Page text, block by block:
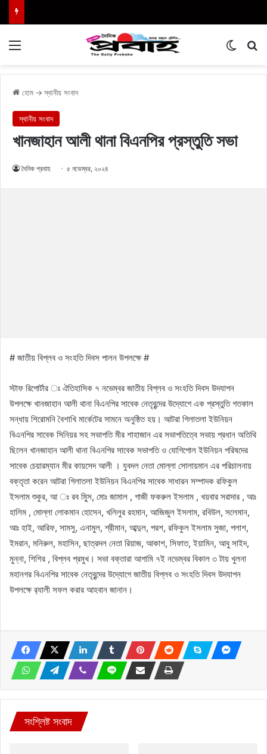
হোম → স্থানীয় সংবাদ
স্থানীয় সংবাদ
খানজাহান আলী থানা বিএনপির প্রস্তুতি সভা
দৈনিক প্রবাহ ৫ নভেম্বর, ২০২৪
# জাতীয় বিপ্লব ও সংহতি দিবস পালন উপলক্ষে #
স্টাফ রিপোর্টার ঃ ঐতিহাসিক ৭ নভেম্বর জাতীয় বিপ্লব ও সংহতি দিবস উদযাপন
উপলক্ষে খানজাহান আলী থানা বিএনপির সাবেক নেতৃবৃন্দের উদ্যোগে এক প্রস্তুতি গতকাল
সন্ধায় শিরোমনি বৈশাখি মার্কেটের সামনে অনুষ্ঠিত হয়। আটরা গিলাতলা ইউনিয়ন
বিএনপির সাবেক সিনিয়র সহ সভাপতি মীর শাহাজান এর সভাপতিত্বে সভায় প্রধান অতিথি
ছিলেন খানজাহান আলী থানা বিএনপির সাবেক সভাপতি ও যোগিপোল ইউনিয়ন পরিষদের
সাবেক চেয়ারম্যান মীর কায়সেদ আলী । যুবদল নেতা মোল্লা সোলায়মান এর পরিচালনায়
বক্তৃতা করেন আটরা গিলাতলা ইউনিয়ন বিএনপির সাবেক সাধারন সম্পাদক রফিকুল
ইসলাম শুকুর, আ ঃ রব মু্িস, মোঃ জামাল , গাজী ফকরুল ইসলাম , খয়বার সরাদার , আঃ
হালিম , মোল্লা লোকমান হোসেন, খলিলুর রহমান, আজিজুল ইসলাম, রবিউল, সলেমান,
আঃ হাই, আরিফ, সামসু, এনামুল, শ্রীমান, আব্দুল, পরশ, রফিকুল ইসলাম সুজা, পলাশ,
ইমরান, মনিরুল, মহাসিন, ছাত্রদল নেতা রিয়াজ, আকাশ, সিফাত, ইয়ামিন, আবু সাইদ,
মুন্না, শিশির , বিপ্লব প্রমুখ। সভা বক্তারা আগামি ৭ই নভেম্বর বিকাল ৩ টায় খুলনা
মহানগর বিএনপির সাবেক নেতৃবৃন্দের উদ্যোগে জাতীয় বিপ্লব ও সংহতি দিবস উদযাপন
উপলক্ষে র‌্যালী সফল করার আহবান জানান।
সংশ্লিষ্ট সংবাদ